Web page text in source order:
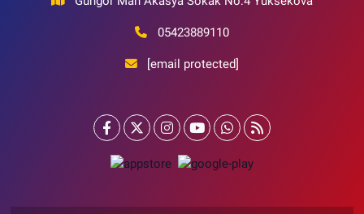
05423889110
[email protected]